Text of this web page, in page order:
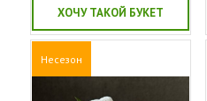
ХОЧУ ТАКОЙ БУКЕТ
Несезон